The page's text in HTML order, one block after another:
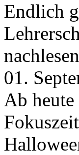
Endlich
01.
Ab